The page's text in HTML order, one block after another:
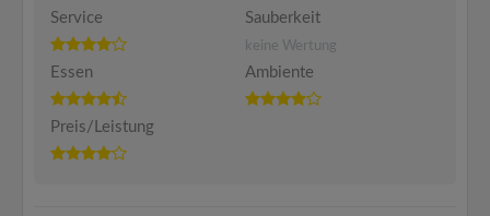
Service
Sauberkeit
keine Wertung
Essen Ambiente
Preis/Leistung